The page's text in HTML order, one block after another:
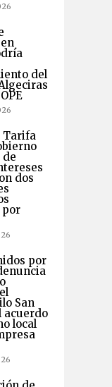
del
Tarifa
de
dos
por
por
San
acuerdo
local